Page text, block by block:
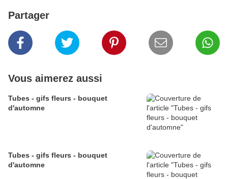
Partager
Vous aimerez aussi
Tubes - gifs fleurs - bouquet
d'automne
Tubes - gifs fleurs - bouquet
d'automne